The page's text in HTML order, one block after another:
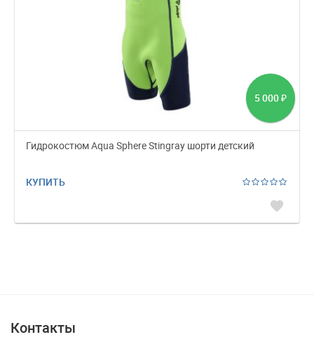
5 000 ₽
Гидрокостюм Aqua Sphere Stingray шорти детский
КУПИТЬ
favorite
Контакты